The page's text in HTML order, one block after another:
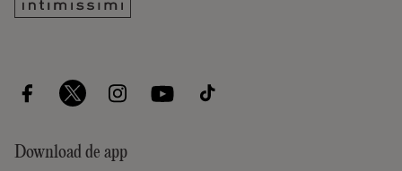
Download de app